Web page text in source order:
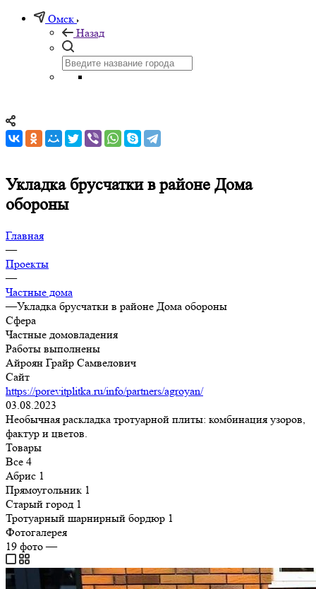
Омск
Назад
Укладка брусчатки в районе Дома
обороны
Главная
—
Проекты
—
Частные дома
—Укладка брусчатки в районе Дома обороны
Сфера
Частные домовладения
Работы выполнены
Айроян Грайр Самвелович
Сайт
https://porevitplitka.ru/info/partners/agroyan/
03.08.2023
Необычная раскладка тротуарной плиты: комбинация узоров,
фактур и цветов.
Товары
Все 4
Абрис 1
Прямоугольник 1
Старый город 1
Тротуарный шарнирный бордюр 1
Фотогалерея
19 фото—